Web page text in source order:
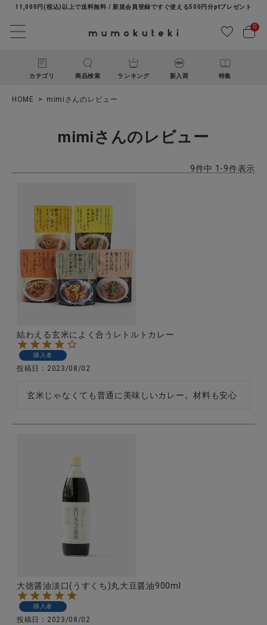
11,000円(税込)以上で送料無料 / 新規会員登録ですぐ使える500円分ptプレゼント
0
カテゴリ 商品検索 ランキング 新入荷 特集
ようこそ ゲスト 様
ログイン
ナチュラル服
全ての商品
特集
ご利用ガイド
HOME mimiさんのレビュー
mimiさんのレビュー
9件中 1 -9件表示
結わえる玄米によく合うレトルトカレー
購入者
投稿日 2023/08/02
玄米じゃなくても普通に美味しいカレー。材料も安心
大徳醤油淡口(うすくち)丸大豆醤油900ml
購入者
投稿日 2023/08/02